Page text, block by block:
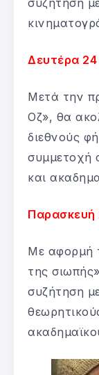
συζήτηση
Δευτέρα 24
Μετά την
Οζ», θα
διεθνούς
συμμετοχή
και
Παρασκευή
Με αφορμή
της
συζήτηση